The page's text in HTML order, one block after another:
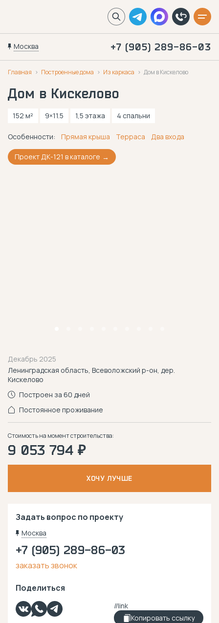
Москва +7 (905) 289-86-03
Главная Построенные дома Из каркаса Дом в Кискелово
Дом в Кискелово
152 м² 9×11.5 1,5 этажа 4 спальни
Особенности: Прямая крыша Терраса Два входа
Проект ДК-121 в каталоге
Декабрь 2025
Ленинградская область, Всеволожский р-он, дер.
Кискелово
Построен за 60 дней
Постоянное проживание
Стоимость на момент строительства:
9 053 794 ₽
ХОЧУ ЛУЧШЕ
Задать вопрос по проекту
Москва
+7 (905) 289-86-03
заказать звонок
Поделиться
Копировать ссылку